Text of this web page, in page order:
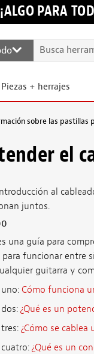
¡ALGO PARA
Piezas + herrajes
sobre las pastillas
el
al
juntos.
una guía para
para funcionar entre
guitarra y
Cómo funciona
¿Qué es un
¿Cómo se
¿Qué es un